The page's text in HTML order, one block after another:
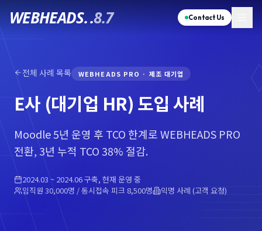
WEBHEADS..8.7 Contact Us
전체 사례 목록 WEBHEADS PRO · 제조 대기업
E사 (대기업 HR) 도입 사례
Moodle 5년 운영 후 TCO 한계로 WEBHEADS PRO
전환, 3년 누적 TCO 38% 절감.
2024.03 ~ 2024.06 구축, 현재 운영 중
임직원 30,000명 / 동시접속 피크 8,500명
익명 사례 (고객 요청)